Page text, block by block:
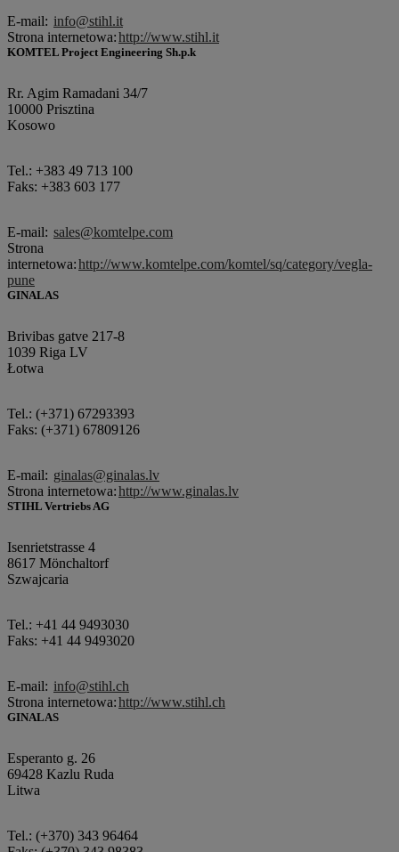
E-mail: info@stihl.it
Strona internetowa:http://www.stihl.it
KOMTEL Project Engineering Sh.p.k
Rr. Agim Ramadani 34/7
10000 Prisztina
Kosowo
Tel.: +383 49 713 100
Faks: +383 603 177
E-mail: sales@komtelpe.com
Strona
internetowa:http://www.komtelpe.com/komtel/sq/category/vegla-
pune
GINALAS
Brivibas gatve 217-8
1039 Riga LV
Łotwa
Tel.: (+371) 67293393
Faks: (+371) 67809126
E-mail: ginalas@ginalas.lv
Strona internetowa:http://www.ginalas.lv
STIHL Vertriebs AG
Isenrietstrasse 4
8617 Mönchaltorf
Szwajcaria
Tel.: +41 44 9493030
Faks: +41 44 9493020
E-mail: info@stihl.ch
Strona internetowa:http://www.stihl.ch
GINALAS
Esperanto g. 26
69428 Kazlu Ruda
Litwa
Tel.: (+370) 343 96464